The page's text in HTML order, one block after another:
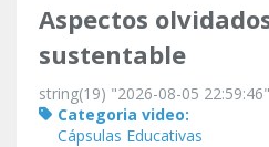
Aspectos
sustentable
string(19) "2026-08-05 22:59:46"
Categoria video:
Cápsulas Educativas